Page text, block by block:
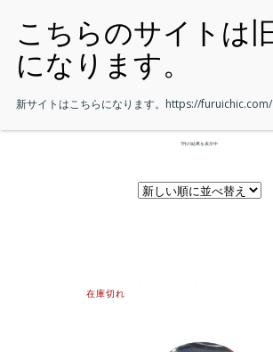
7件の結果を表示中
在庫切れ
新サイトはこちらになります。 https://furuichic.com/